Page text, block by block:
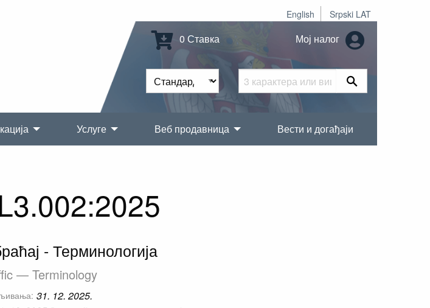
English Srpski LAT
0 Ставка Мој налог
Услуге Веб продавница Вести и догађаји
- Терминологија
— Terminology
31. 12. 2025.